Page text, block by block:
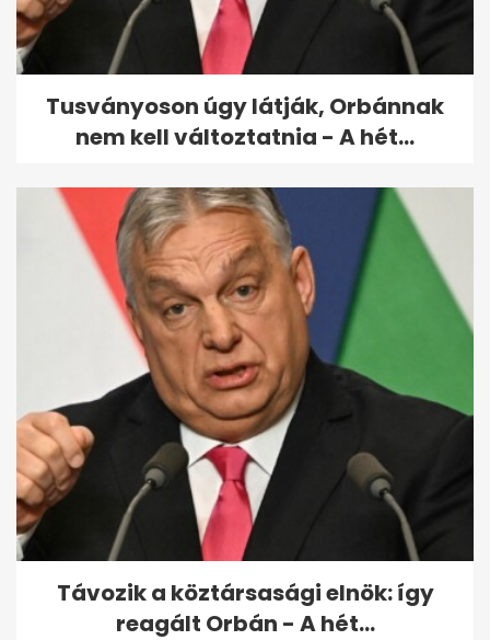
tüntetést
Tusványoson úgy látják, Orbánnak
nem kell változtatnia - A hét...
Távozik a köztársasági elnök: így
reagált Orbán - A hét...